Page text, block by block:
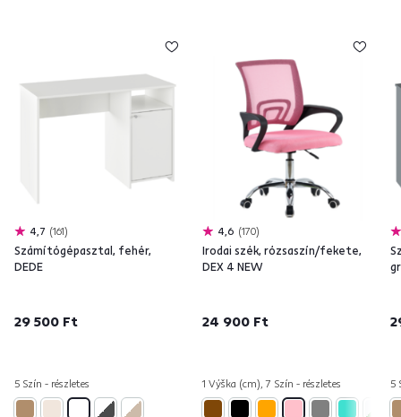
4,7 161
Számítógépasztal, fehér,
DEDE
29 500 Ft
5 Szín - részletes
4,6 170
Irodai szék, rózsaszín/fekete,
DEX 4 NEW
24 900 Ft
1 Výška (cm), 7 Szín - részletes 5